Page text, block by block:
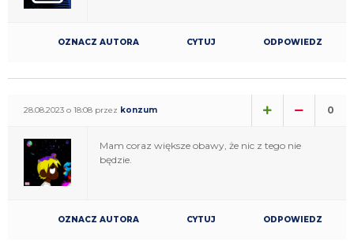
OZNACZ AUTORA CYTUJ ODPOWIEDZ
28.08.2023 o 18:08 przez konzum 0
Mam coraz większe obawy, że nic z tego nie
będzie.
OZNACZ AUTORA CYTUJ ODPOWIEDZ